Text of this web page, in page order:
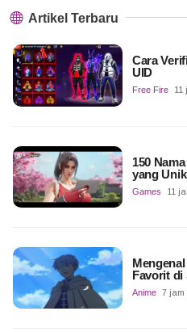
Artikel Terbaru
Cara
UID
Free Fire 11
150
yang
Games 11
Favorit di
Anime 7 jam